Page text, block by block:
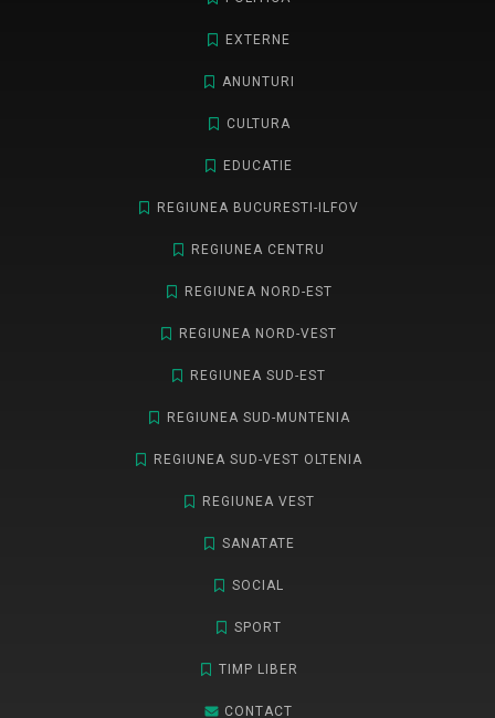
EXTERNE
ANUNTURI
CULTURA
EDUCATIE
REGIUNEA BUCURESTI-ILFOV
REGIUNEA CENTRU
REGIUNEA NORD-EST
REGIUNEA NORD-VEST
REGIUNEA SUD-EST
REGIUNEA SUD-MUNTENIA
REGIUNEA SUD-VEST OLTENIA
REGIUNEA VEST
SANATATE
SOCIAL
SPORT
TIMP LIBER
CONTACT